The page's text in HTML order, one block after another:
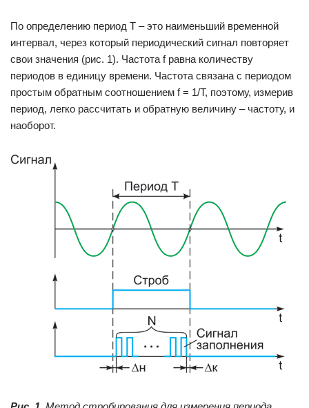
По определению период T – это наименьший временной
интервал, через который периодический сигнал повторяет
свои значения (рис. 1). Частота f равна количеству
периодов в единицу времени. Частота связана с периодом
простым обратным соотношением f = 1/Т, поэтому, измерив
период, легко рассчитать и обратную величину – частоту, и
наоборот.